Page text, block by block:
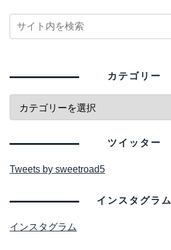
カテゴリー
ツイッター
Tweets by sweetroad5
インスタグラム
インスタグラム